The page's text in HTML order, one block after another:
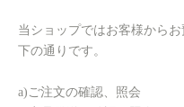
当ショップではお客様から
下の通りです。
a)ご注文の確認、照会